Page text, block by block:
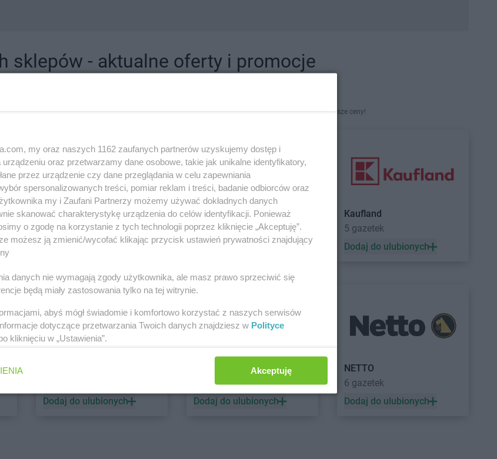
sklepów - aktualne oferty i promocje
sklepy należące do lokalnych sieci oraz duże, znane super- i hipermarkety. Najlepsze promocje i najniższe ceny!
PEPCO
1 gazetka
Dodaj do ulubionych
dino
2 gazetki
Dodaj do ulubionych
Kaufland
5 gazetek
Dodaj do ulubionych
Dodaj do ulubionych
12 gazetek
Dodaj do ulubionych
NETTO
6 gazetek
Dodaj do ulubionych
my oraz naszych 1162 zaufanych partnerów uzyskujemy dostęp i
oraz przetwarzamy dane osobowe, takie jak unikalne identyfikatory,
przez urządzenie czy dane przeglądania w celu zapewniania
spersonalizowanych treści, pomiar reklam i treści, badanie odbiorców oraz
my i Zaufani Partnerzy możemy używać dokładnych danych
skanować charakterystykę urządzenia do celów identyfikacji. Ponieważ
o zgodę na korzystanie z tych technologii poprzez kliknięcie „Akceptuję”.
możesz ją zmienić/wycofać klikając przycisk ustawień prywatności znajdujący
danych nie wymagają zgody użytkownika, ale masz prawo sprzeciwić się
będą miały zastosowania tylko na tej witrynie.
abyś mógł świadomie i komfortowo korzystać z naszych serwisów
dotyczące przetwarzania Twoich danych znajdziesz w Polityce
kliknięciu w „Ustawienia”.
Akceptuję